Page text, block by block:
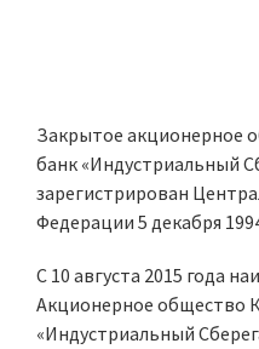
Закрытое акционерное
банк «Индустриальный
зарегистрирован
Федерации 5 декабря
С 10 августа 2015 года
Акционерное общество
«Индустриальный